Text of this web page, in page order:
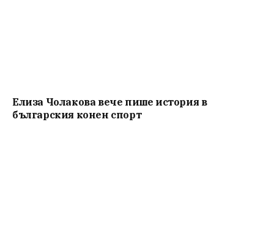
Елиза Чолакова вече пише история в
българския конен спорт